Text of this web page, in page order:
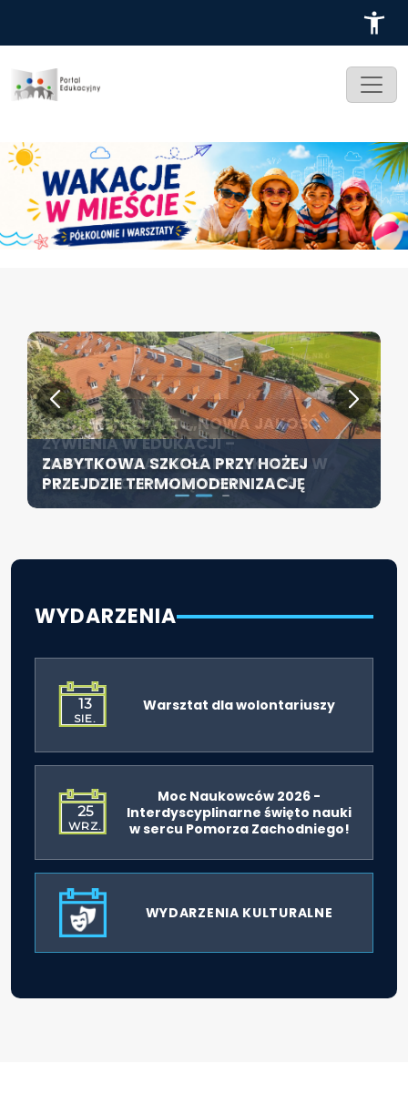
ZABYTKOWA SZKOŁA PRZY HOŻEJ
PRZEJDZIE TERMOMODERNIZACJĘ
KONFERENCJA PT. „NOWA JAKOŚĆ
ŻYWIENIA W EDUKACJI –
ODPOWIEDZIALNOŚĆ DYREKTORA W
ŚWIETLE ROZPORZĄDZENIA 2026”
SZCZECIN ROZWIJA EDUKACJĘ
WŁĄCZAJĄCĄ - NOWE
SPECJALISTYCZNE CENTRUM
ROZPOCZYNA DZIAŁALNOŚĆ
WYDARZENIA
13
SIE.
Warsztat dla wolontariuszy
25
WRZ.
Moc Naukowców 2026 -
Interdyscyplinarne święto nauki
w sercu Pomorza Zachodniego!
WYDARZENIA KULTURALNE